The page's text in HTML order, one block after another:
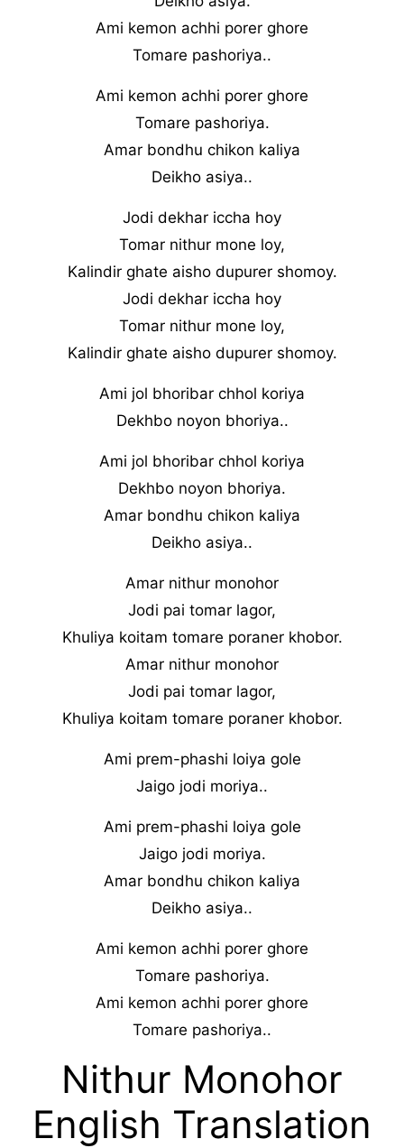
Ami kemon achhi porer ghore
Tomare pashoriya..
Ami kemon achhi porer ghore
Tomare pashoriya.
Amar bondhu chikon kaliya
Deikho asiya..
Jodi dekhar iccha hoy
Tomar nithur mone loy,
Kalindir ghate aisho dupurer shomoy.
Jodi dekhar iccha hoy
Tomar nithur mone loy,
Kalindir ghate aisho dupurer shomoy.
Ami jol bhoribar chhol koriya
Dekhbo noyon bhoriya..
Ami jol bhoribar chhol koriya
Dekhbo noyon bhoriya.
Amar bondhu chikon kaliya
Deikho asiya..
Amar nithur monohor
Jodi pai tomar lagor,
Khuliya koitam tomare poraner khobor.
Amar nithur monohor
Jodi pai tomar lagor,
Khuliya koitam tomare poraner khobor.
Ami prem-phashi loiya gole
Jaigo jodi moriya..
Ami prem-phashi loiya gole
Jaigo jodi moriya.
Amar bondhu chikon kaliya
Deikho asiya..
Ami kemon achhi porer ghore
Tomare pashoriya.
Ami kemon achhi porer ghore
Tomare pashoriya..
Nithur Monohor
English Translation